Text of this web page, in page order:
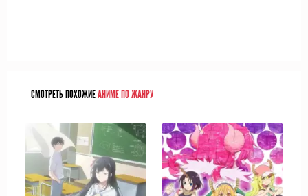
СМОТРЕТЬ ПОХОЖИЕАНИМЕ ПО ЖАНРУ